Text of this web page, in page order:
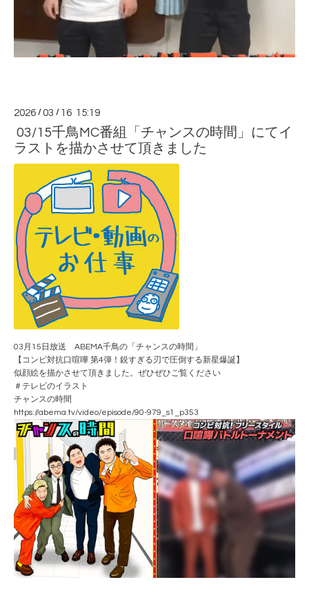
2026 /03 / 16 15:19
03/15千鳥MC番組「チャンスの時間」にてイ
ラストを描かさせて頂きました
03月15日放送 ABEMA千鳥の「チャンスの時間」
【コンビ対抗口喧嘩 第4弾！鋭すぎる刃で圧倒する新星爆誕】
似顔絵を描かさせて頂きました。ぜひぜひご覧ください
＃テレビのイラスト
チャンスの時間
https://abema.tv/video/episode/90-979_s1_p353